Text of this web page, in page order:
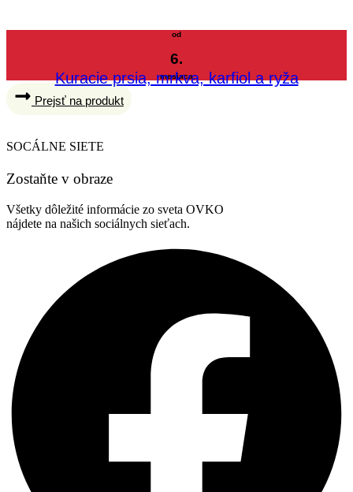
od
6.
mesiaca
Kuracie prsia, mrkva, karfiol a ryža
Prejsť na produkt
SOCÁLNE SIETE
Zostaňte v obraze
Všetky dôležité informácie zo sveta OVKO
nájdete na našich sociálnych sieťach.